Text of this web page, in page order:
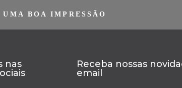
BOA IMPRESSÃO
nas
Receba nossas
email